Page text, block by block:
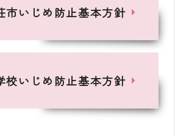
市いじめ防止基本方針
校いじめ防止基本方針